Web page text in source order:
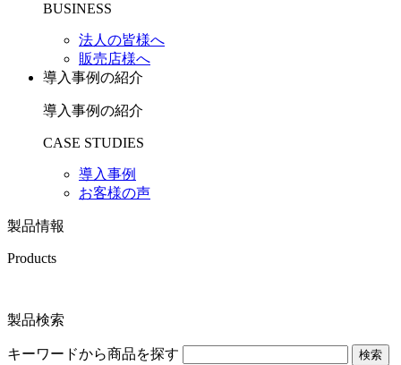
BUSINESS
法人の皆様へ
販売店様へ
導入事例の紹介
導入事例の紹介
CASE STUDIES
導入事例
お客様の声
製品情報
Products
製品検索
キーワードから商品を探す 検索